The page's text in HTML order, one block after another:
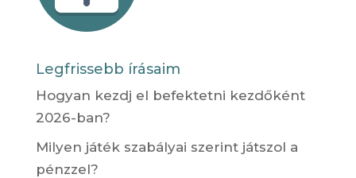
Legfrissebb írásaim
Hogyan kezdj el befektetni kezdőként
2026-ban?
Milyen játék szabályai szerint játszol a
pénzzel?